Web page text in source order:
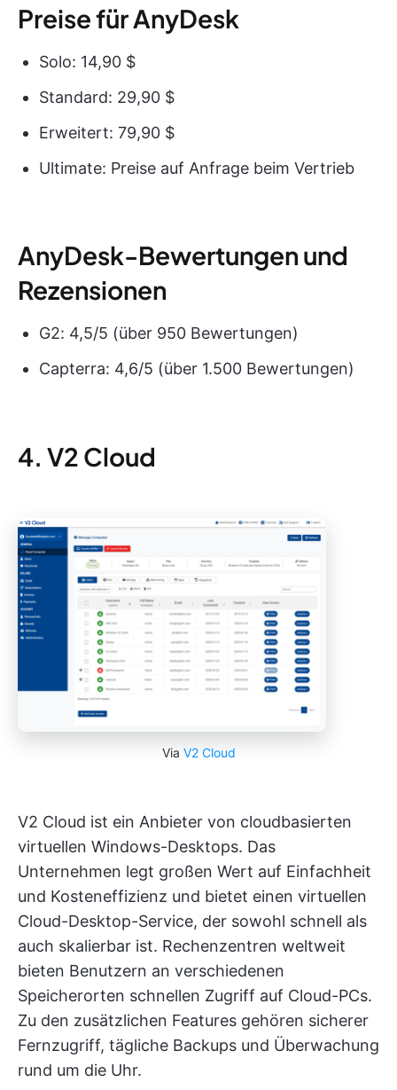
Preise für AnyDesk
Solo: 14,90 $
Standard: 29,90 $
Erweitert: 79,90 $
Ultimate: Preise auf Anfrage beim Vertrieb
AnyDesk-Bewertungen und
Rezensionen
G2: 4,5/5 (über 950 Bewertungen)
Capterra: 4,6/5 (über 1.500 Bewertungen)
4. V2 Cloud
Via V2 Cloud
V2 Cloud ist ein Anbieter von cloudbasierten
virtuellen Windows-Desktops. Das
Unternehmen legt großen Wert auf Einfachheit
und Kosteneffizienz und bietet einen virtuellen
Cloud-Desktop-Service, der sowohl schnell als
auch skalierbar ist. Rechenzentren weltweit
bieten Benutzern an verschiedenen
Speicherorten schnellen Zugriff auf Cloud-PCs.
Zu den zusätzlichen Features gehören sicherer
Fernzugriff, tägliche Backups und Überwachung
rund um die Uhr.